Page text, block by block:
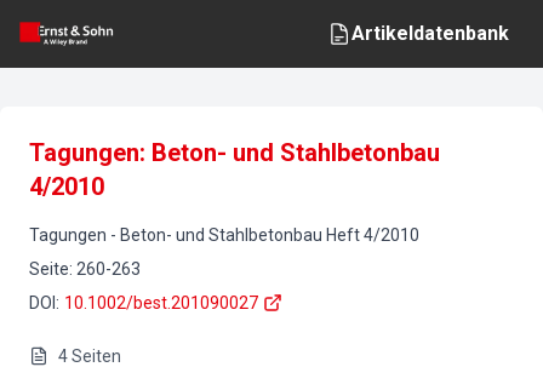
Artikeldatenbank
Tagungen: Beton- und Stahlbetonbau
4/2010
Tagungen - Beton- und Stahlbetonbau Heft4/2010
Seite: 260-263
DOI : 10.1002/best.201090027
4Seiten